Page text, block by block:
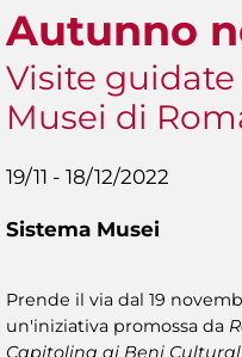
Tu sei qui
Autunno
Visite
Musei di
19/11 - 18/12/2022
Sistema Musei
Prende il via dal 19
un'iniziativa promossa da
Capitolina ai Beni